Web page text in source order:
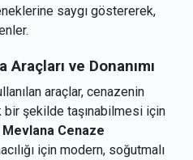
saygı göstererek,
Araçları ve Donanımı
araçlar, cenazenin
bir şekilde taşınabilmesi için
Mevlana Cenaze
için modern, soğutmalı